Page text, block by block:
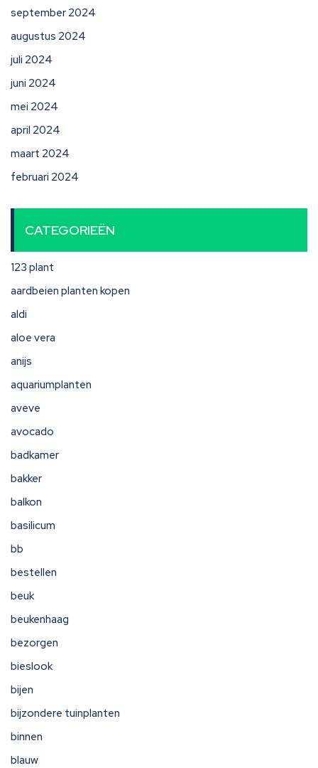
september 2024
augustus 2024
juli 2024
juni 2024
mei 2024
april 2024
maart 2024
februari 2024
CATEGORIEËN
123 plant
aardbeien planten kopen
aldi
aloe vera
anijs
aquariumplanten
aveve
avocado
badkamer
bakker
balkon
basilicum
bb
bestellen
beuk
beukenhaag
bezorgen
bieslook
bijen
bijzondere tuinplanten
binnen
blauw